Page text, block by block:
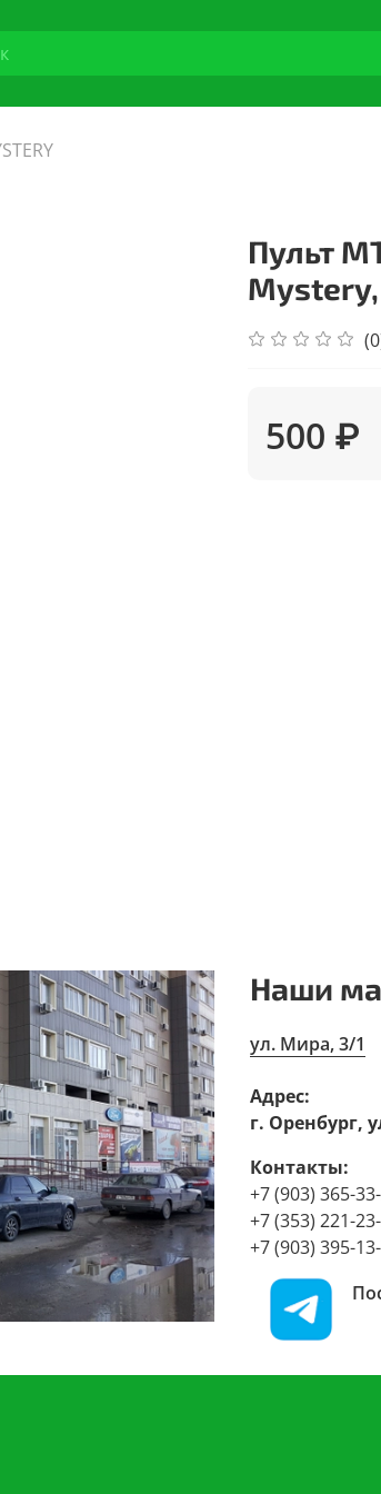
Пульт
500 ₽
Наши
ул. Мира, 3/1
Адрес:
г. Оренбург,
Контакты:
+7 (903) 365-
+7 (353) 221-
+7 (903) 395-